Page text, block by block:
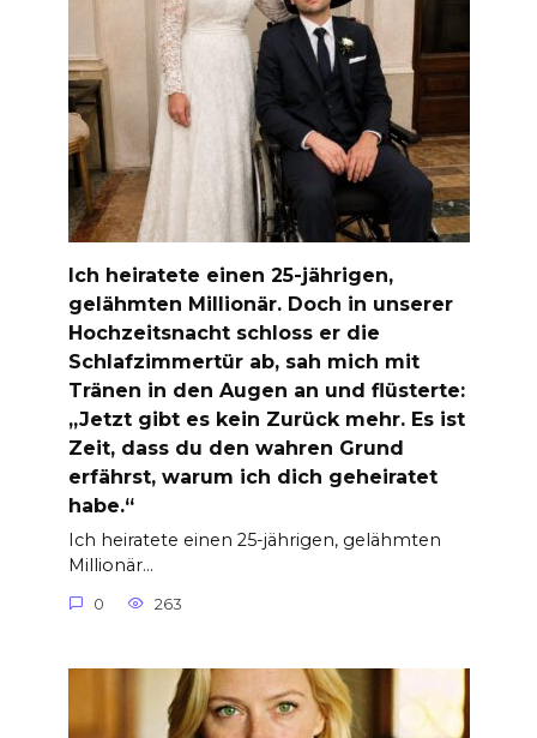
Ich heiratete einen 25-jährigen,
gelähmten Millionär. Doch in unserer
Hochzeitsnacht schloss er die
Schlafzimmertür ab, sah mich mit
Tränen in den Augen an und flüsterte:
„Jetzt gibt es kein Zurück mehr. Es ist
Zeit, dass du den wahren Grund
erfährst, warum ich dich geheiratet
habe.“
Ich heiratete einen 25-jährigen, gelähmten
Millionär…
0 263